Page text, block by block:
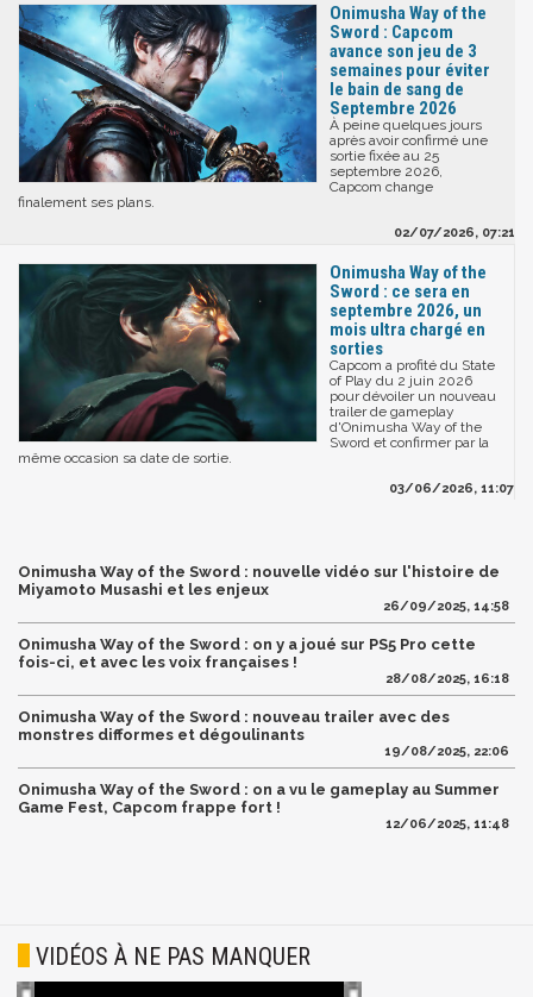
Onimusha Way of the
Sword : Capcom
avance son jeu de 3
semaines pour éviter
le bain de sang de
Septembre 2026
À peine quelques jours
après avoir confirmé une
sortie fixée au 25
septembre 2026,
Capcom change
finalement ses plans.
02/07/2026, 07:21
Onimusha Way of the
Sword : ce sera en
septembre 2026, un
mois ultra chargé en
sorties
Capcom a profité du State
of Play du 2 juin 2026
pour dévoiler un nouveau
trailer de gameplay
d'Onimusha Way of the
Sword et confirmer par la
même occasion sa date de sortie.
03/06/2026, 11:07
Onimusha Way of the Sword : nouvelle vidéo sur l'histoire de
Miyamoto Musashi et les enjeux
26/09/2025, 14:58
Onimusha Way of the Sword : on y a joué sur PS5 Pro cette
fois-ci, et avec les voix françaises !
28/08/2025, 16:18
Onimusha Way of the Sword : nouveau trailer avec des
monstres difformes et dégoulinants
19/08/2025, 22:06
Onimusha Way of the Sword : on a vu le gameplay au Summer
Game Fest, Capcom frappe fort !
12/06/2025, 11:48
VIDÉOS À NE PAS MANQUER